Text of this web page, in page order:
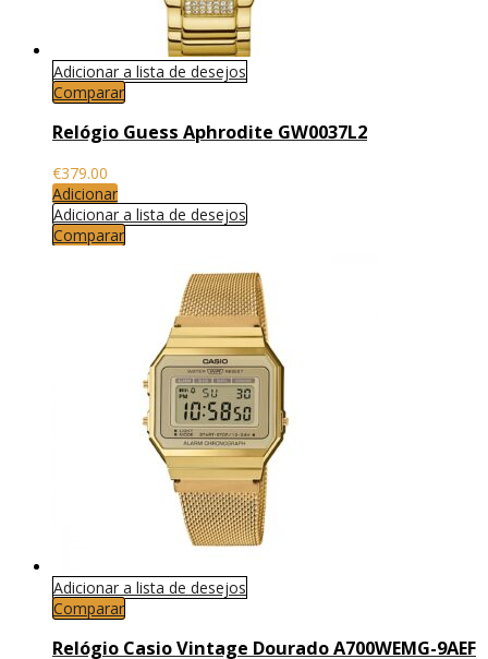
Adicionar a lista de desejos
Comparar
Relógio Guess Aphrodite GW0037L2
€379.00
Adicionar
Adicionar a lista de desejos
Comparar
Adicionar a lista de desejos
Comparar
Relógio Casio Vintage Dourado A700WEMG-9AEF